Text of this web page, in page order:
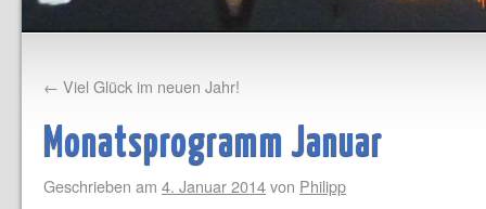
← Viel Glück im neuen Jahr!
Monatsprogramm Januar
Geschrieben am 4. Januar 2014von Philipp